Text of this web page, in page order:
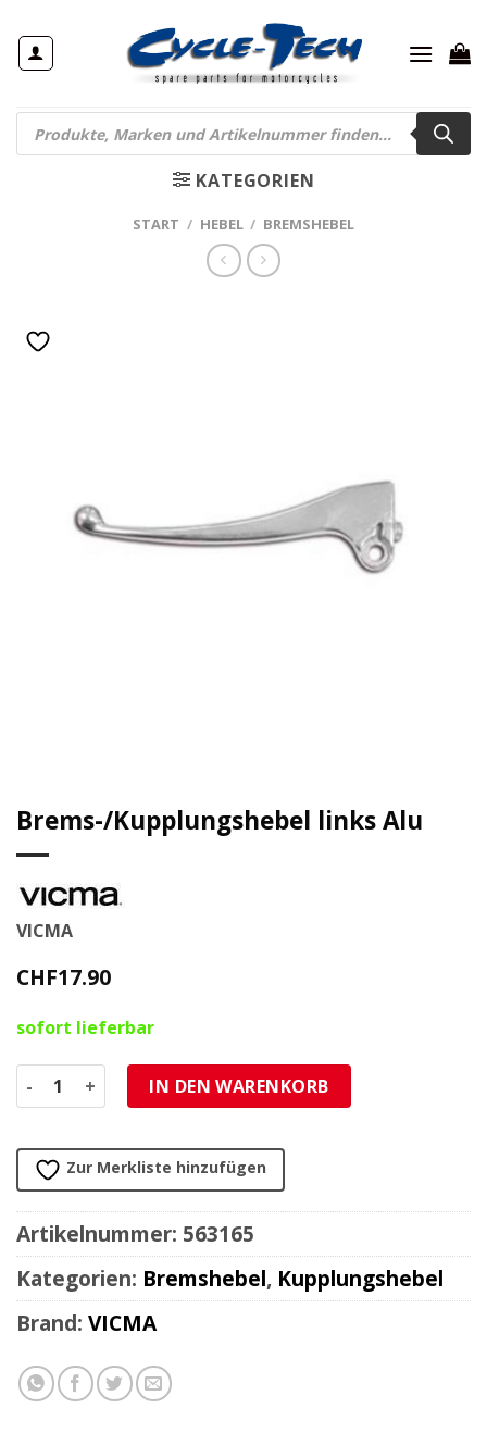
Inhalt
springen
Products
search
KATEGORIEN
START / HEBEL / BREMSHEBEL
Brems-/Kupplungshebel links Alu
VICMA
CHF17.90
sofort lieferbar
Brems-/Kupplungshebel links Alu Menge
IN DEN WARENKORB
Zur Merkliste hinzufügen
Artikelnummer: 563165
Kategorien: Bremshebel, Kupplungshebel
Brand: VICMA